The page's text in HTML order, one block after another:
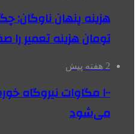
هزینه پنهان ناوگان:
تومان هزینه تعمیر را
2 هفته پیش
۱۰۰ مگاوات نیروگاه‌
می‌شود